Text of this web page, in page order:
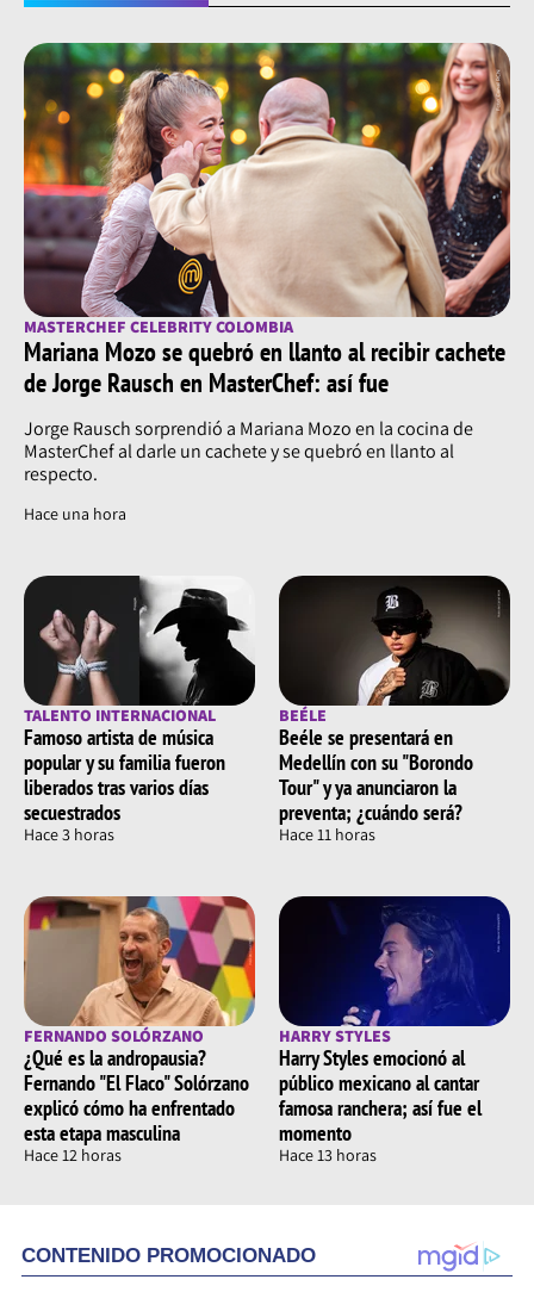
MASTERCHEF CELEBRITY COLOMBIA
Mariana Mozo se quebró en llanto al recibir cachete
de Jorge Rausch en MasterChef: así fue
Jorge Rausch sorprendió a Mariana Mozo en la cocina de
MasterChef al darle un cachete y se quebró en llanto al
respecto.
Hace una hora
TALENTO INTERNACIONAL
Famoso artista de música
popular y su familia fueron
liberados tras varios días
secuestrados
Hace 3 horas
BEÉLE
Beéle se presentará en
Medellín con su "Borondo
Tour" y ya anunciaron la
preventa; ¿cuándo será?
Hace 11 horas
FERNANDO SOLÓRZANO
¿Qué es la andropausia?
Fernando "El Flaco" Solórzano
explicó cómo ha enfrentado
esta etapa masculina
Hace 12 horas
HARRY STYLES
Harry Styles emocionó al
público mexicano al cantar
famosa ranchera; así fue el
momento
Hace 13 horas